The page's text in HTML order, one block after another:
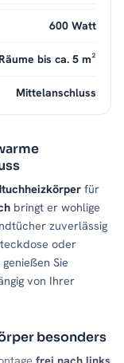
für
bringt er wohlige
zuverlässig
oder
Sie
von Ihrer
besonders
600 Watt
Räume bis ca. 5 m²
Mittelanschluss